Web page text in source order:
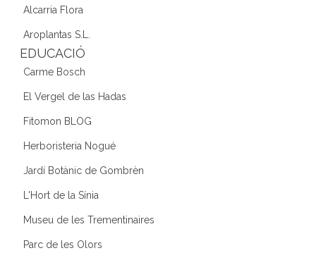
Alcarria Flora
Aroplantas S.L.
EDUCACIÓ
Carme Bosch
El Vergel de las Hadas
Fitomon BLOG
Herboristeria Nogué
Jardí Botànic de Gombrèn
L'Hort de la Sínia
Museu de les Trementinaires
Parc de les Olors